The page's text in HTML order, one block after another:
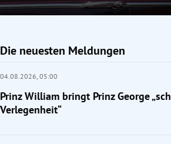
Die neuesten Meldungen
04.08.2026, 05:00
Prinz William bringt Prinz George
Verlegenheit“